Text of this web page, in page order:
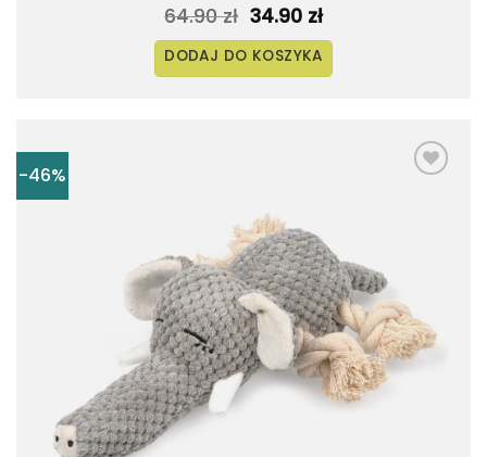
64.90zł Pierwotna
cena
wynosiła:
64.90 zł.
34.90 złAktualna
cena
wynosi:
34.90 zł.
DODAJ DO KOSZYKA
-46%